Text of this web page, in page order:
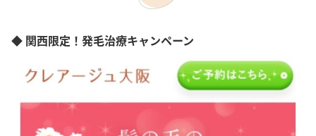
大田区
目黒区
アートメイク
◆ 関西限定！発毛治療キャンペーン